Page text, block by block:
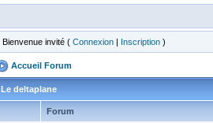
Bienvenue invité ( Connexion | Inscription )
Accueil Forum
Le deltaplane
Forum